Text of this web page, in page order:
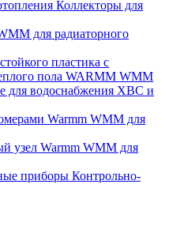
Коллекторы для
для радиаторного
пластика с
пола WARMM WMM
для водоснабжения ХВС и
Warmm WMM для
узел Warmm WMM для
Контрольно-